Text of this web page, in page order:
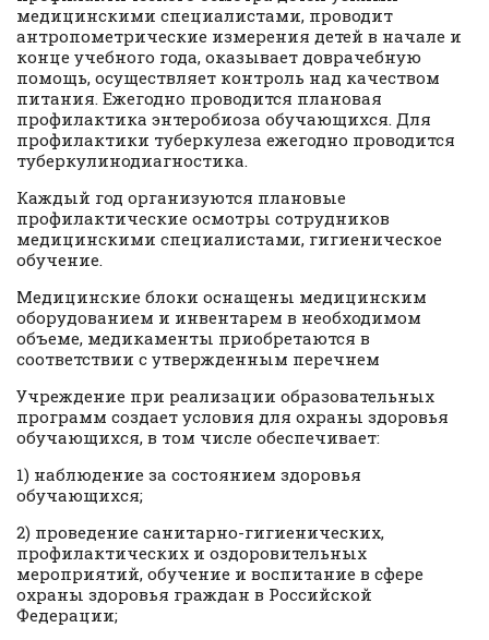
медицинскими специалистами, проводит
антропометрические измерения детей в начале и
конце учебного года, оказывает доврачебную
помощь, осуществляет контроль над качеством
питания. Ежегодно проводится плановая
профилактика энтеробиоза обучающихся. Для
профилактики туберкулеза ежегодно проводится
туберкулинодиагностика.
Каждый год организуются плановые
профилактические осмотры сотрудников
медицинскими специалистами, гигиеническое
обучение.
Медицинские блоки оснащены медицинским
оборудованием и инвентарем в необходимом
объеме, медикаменты приобретаются в
соответствии с утвержденным перечнем
Учреждение при реализации образовательных
программ создает условия для охраны здоровья
обучающихся, в том числе обеспечивает:
1) наблюдение за состоянием здоровья
обучающихся;
2) проведение санитарно-гигиенических,
профилактических и оздоровительных
мероприятий, обучение и воспитание в сфере
охраны здоровья граждан в Российской
Федерации;